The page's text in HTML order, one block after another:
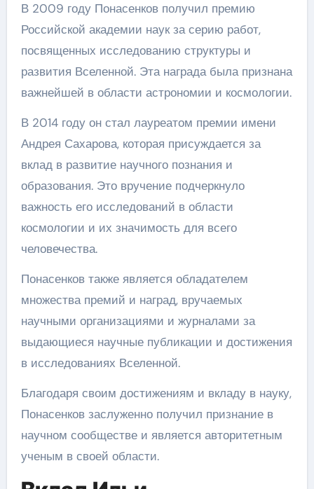
В 2009 году Понасенков получил премию
Российской академии наук за серию работ,
посвященных исследованию структуры и
развития Вселенной. Эта награда была признана
важнейшей в области астрономии и космологии.
В 2014 году он стал лауреатом премии имени
Андрея Сахарова, которая присуждается за
вклад в развитие научного познания и
образования. Это вручение подчеркнуло
важность его исследований в области
космологии и их значимость для всего
человечества.
Понасенков также является обладателем
множества премий и наград, вручаемых
научными организациями и журналами за
выдающиеся научные публикации и достижения
в исследованиях Вселенной.
Благодаря своим достижениям и вкладу в науку,
Понасенков заслуженно получил признание в
научном сообществе и является авторитетным
ученым в своей области.